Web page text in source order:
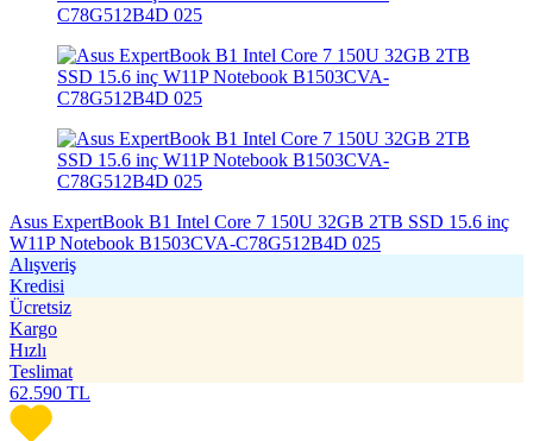
Asus ExpertBook B1 Intel Core 7 150U 32GB 2TB SSD 15.6 inç
W11P Notebook B1503CVA-C78G512B4D 025
Alışveriş
Kredisi
Ücretsiz
Kargo
Hızlı
Teslimat
62.590 TL